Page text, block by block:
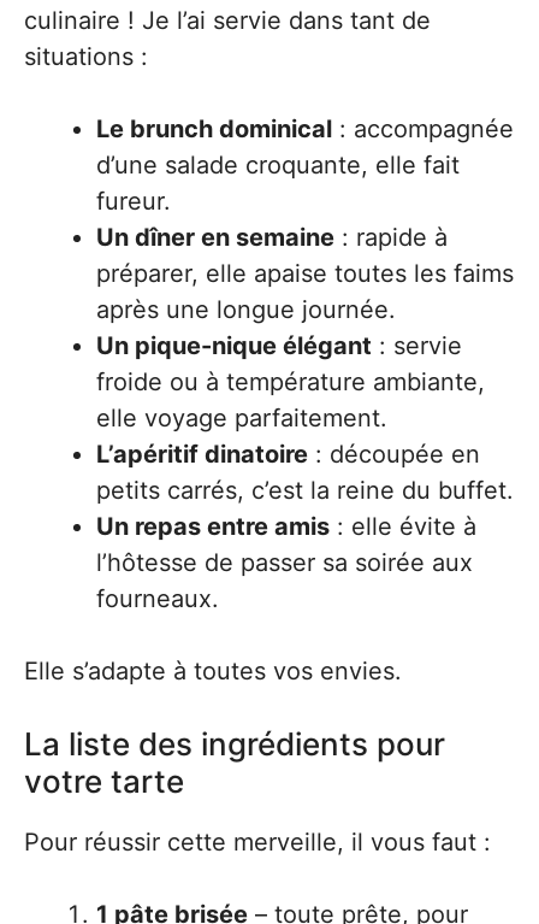
culinaire ! Je l’ai servie dans tant de
situations :
Le brunch dominical : accompagnée
d’une salade croquante, elle fait
fureur.
Un dîner en semaine : rapide à
préparer, elle apaise toutes les faims
après une longue journée.
Un pique-nique élégant : servie
froide ou à température ambiante,
elle voyage parfaitement.
L’apéritif dinatoire : découpée en
petits carrés, c’est la reine du buffet.
Un repas entre amis : elle évite à
l’hôtesse de passer sa soirée aux
fourneaux.
Elle s’adapte à toutes vos envies.
La liste des ingrédients pour
votre tarte
Pour réussir cette merveille, il vous faut :
1 pâte brisée – toute prête, pour